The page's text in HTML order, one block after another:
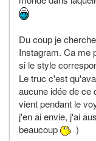
Du coup je
Instagram. Ca me
si le style
Le truc c'est
aucune idée de ce
vient pendant le
j'en ai envie, j'ai
beaucoup
)